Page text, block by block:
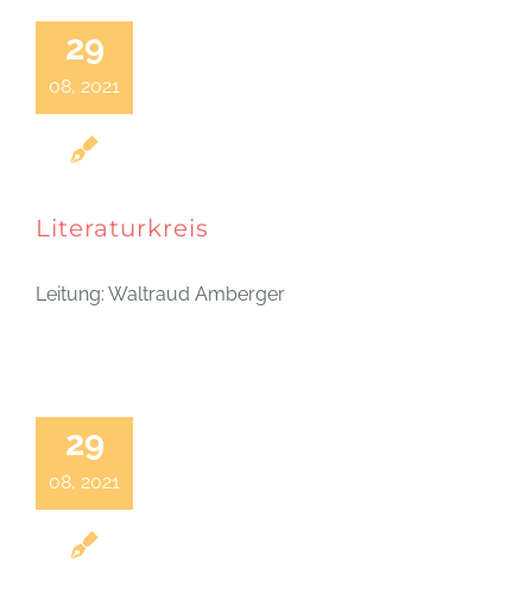
29
08, 2021
Literaturkreis
Leitung: Waltraud Amberger
29
08, 2021